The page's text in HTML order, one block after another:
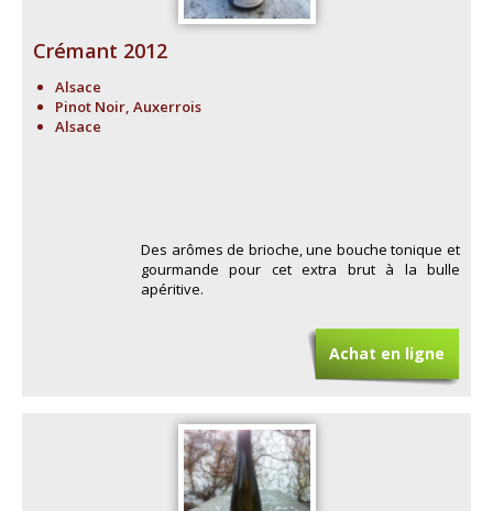
Crémant 2012
Alsace
Pinot Noir, Auxerrois
Alsace
Des arômes de brioche, une bouche tonique et
gourmande pour cet extra brut à la bulle
apéritive.
Achat en ligne